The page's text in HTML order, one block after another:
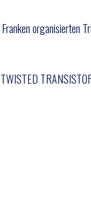
organisierten